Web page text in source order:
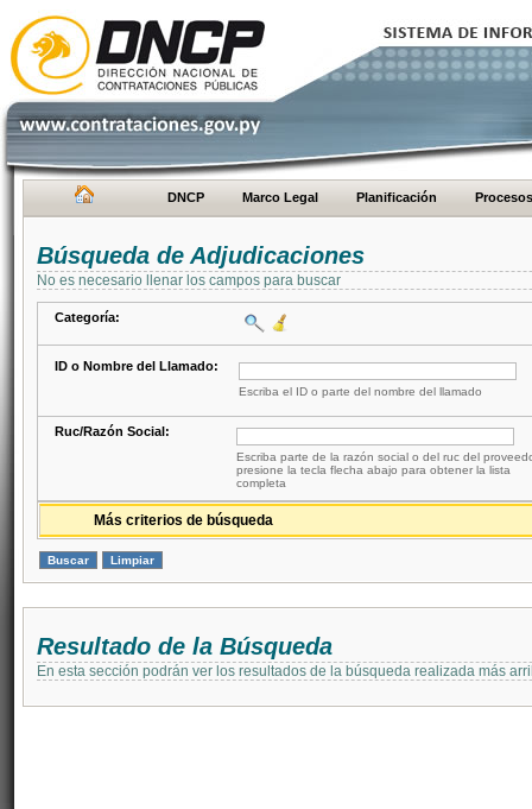
DNCP Marco Legal Planificación Procesos
Búsqueda de Adjudicaciones
No es necesario llenar los campos para buscar
Categoría:
ID o Nombre del Llamado:
Escriba el ID o parte del nombre del llamado
Ruc/Razón Social:
Escriba parte de la razón social o del ruc del
presione la tecla flecha abajo para obtener la lista
completa
Más criterios de búsqueda
Resultado de la Búsqueda
En esta sección podrán ver los resultados de la búsqueda realizada más